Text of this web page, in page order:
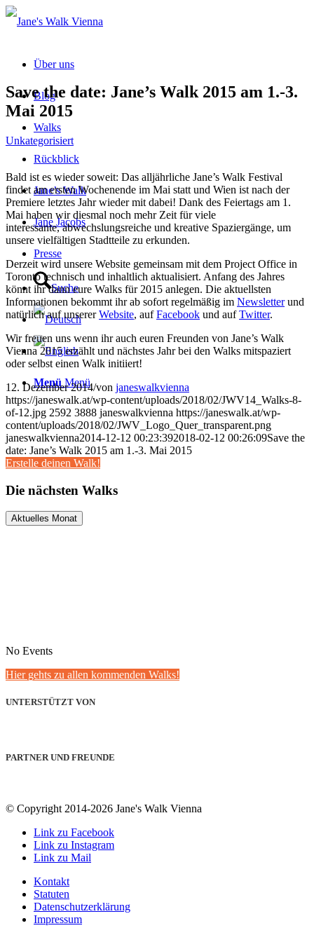
Über uns
Blog
Walks
Rückblick
Jane’s Walk
Jane Jacobs
Presse
Suche
Menü Menü
Save the date: Jane’s Walk 2015 am 1.-3.
Mai 2015
Unkategorisiert
Bald ist es wieder soweit: Das alljährliche Jane’s Walk Festival
findet am ersten Wochenende im Mai statt und Wien ist nach der
Premiere letztes Jahr wieder mit dabei! Dank des Feiertags am 1.
Mai haben wir diesmal noch mehr Zeit für viele
interessante, abwechslungsreiche und kreative Spaziergänge, um
unsere vielfältigen Stadtteile zu erkunden.
Derzeit wird unsere Website gemeinsam mit dem Project Office in
Toronto technisch und inhaltlich aktualisiert. Anfang des Jahres
könnt ihr dann eure Walks für 2015 anlegen. Die aktuellsten
Informationen bekommt ihr ab sofort regelmäßig im Newsletterund
natürlich auf unsererWebsite, aufFacebook und aufTwitter.
Wir freuen uns wenn ihr auch euren Freunden von Jane’s Walk
Vienna 2015 erzählt und nächstes Jahr bei den Walks mitspaziert
oder selbst einen Walk initiiert!
12. Dezember 2014/von janeswalkvienna
https://janeswalk.at/wp-content/uploads/2018/02/JWV14_Walks-8-
of-12.jpg 2592 3888 janeswalkvienna https://janeswalk.at/wp-
content/uploads/2018/02/JWV_Logo_Quer_transparent.png
janeswalkvienna2014-12-12 00:23:392018-02-12 00:26:09Save the
date: Jane’s Walk 2015 am 1.-3. Mai 2015
Erstelle deinen Walk!
Die nächsten Walks
Aktuelles Monat
No Events
Hier gehts zu allen kommenden Walks!
UNTERSTÜTZT VON
PARTNER UND FREUNDE
© Copyright 2014-2026 Jane's Walk Vienna
Link zu Facebook
Link zu Instagram
Link zu Mail
Kontakt
Statuten
Datenschutzerklärung
Impressum